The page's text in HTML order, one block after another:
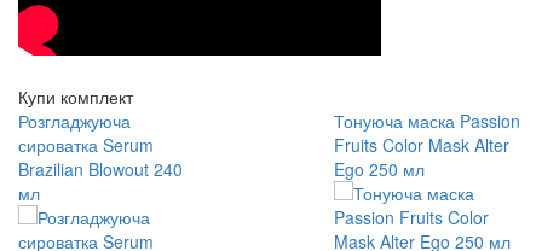
Купи комплект
Розгладжуюча
сироватка Serum
Brazilian Blowout 240
мл
Тонуюча маска Passion
Fruits Color Mask Alter
Ego 250 мл